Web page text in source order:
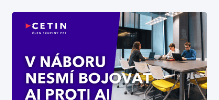
prázdné O2 areně nebo komu už dnes
spolehlivě slouží privátní 5G sítě.